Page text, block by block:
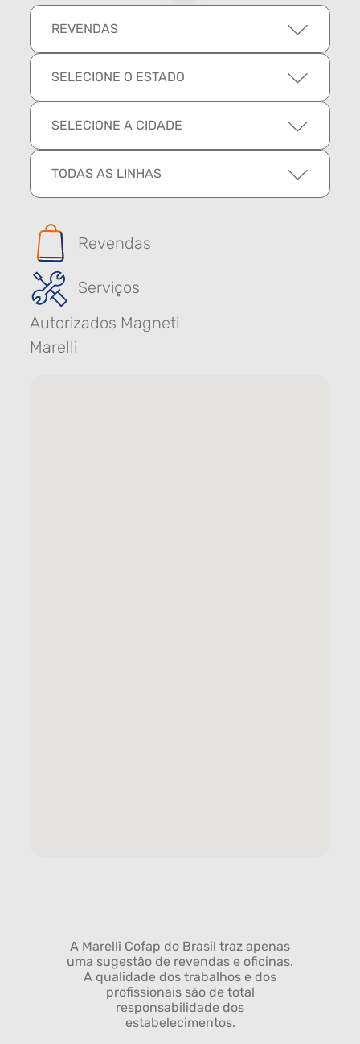
REVENDAS
SELECIONE O ESTADO
SELECIONE A CIDADE
TODAS AS LINHAS
Revendas
Serviços
Autorizados Magneti
Marelli
A Marelli Cofap do Brasil traz apenas
uma sugestão de revendas e oficinas.
A qualidade dos trabalhos e dos
profissionais são de total
responsabilidade dos
estabelecimentos.